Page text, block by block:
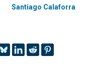
Santiago Calaforra